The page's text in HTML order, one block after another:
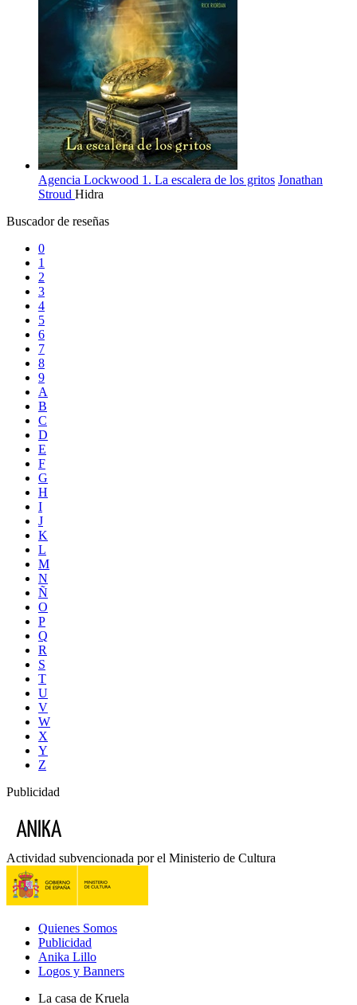
Agencia Lockwood 1. La escalera de los gritos Jonathan
Stroud Hidra
Buscador de reseñas
0
1
2
3
4
5
6
7
8
9
A
B
C
D
E
F
G
H
I
J
K
L
M
N
Ñ
O
P
Q
R
S
T
U
V
W
X
Y
Z
Publicidad
Actividad subvencionada por el Ministerio de Cultura
Quienes Somos
Publicidad
Anika Lillo
Logos y Banners
La casa de Kruela